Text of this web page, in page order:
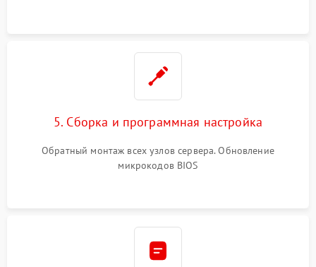
5. Сборка и программная настройка
Обратный монтаж всех узлов сервера. Обновление
микрокодов BIOS